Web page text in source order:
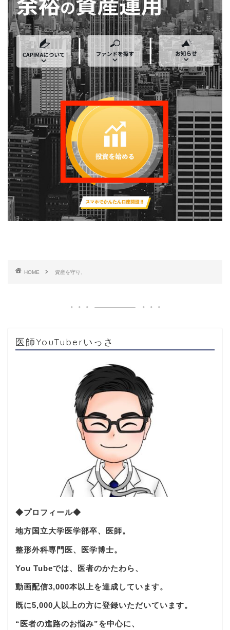
HOME 資産を守り、
医師YouTuberいっさ
◆プロフィール◆
地方国立大学医学部卒、医師。
整形外科専門医、医学博士。
You Tubeでは、医者のかたわら、
動画配信3,000本以上を達成しています。
既に5,000人以上の方に登録いただいています。
“医者の進路のお悩み”を中心に、